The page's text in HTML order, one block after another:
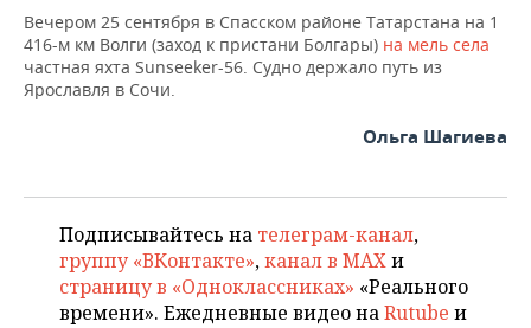
ХОККЕЙ С МЯЧОМ
ПРОИСШЕСТВИЯ
Вечером 25 сентября в Спасском районе Татарстана на 1
416-м км Волги (заход к пристани Болгары) на мель села
частная яхта Sunseeker-56. Судно держало путь из
Ярославля в Сочи.
Ольга Шагиева
Подписывайтесь на телеграм-канал,
группу «ВКонтакте»,канал в MAXи
страницу в «Одноклассниках» «Реального
времени». Ежедневные видео наRutube и